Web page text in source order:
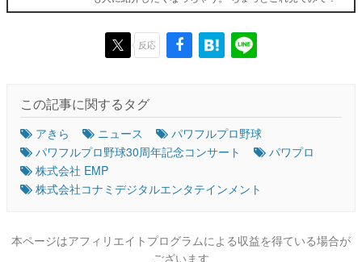
反応
この記事に関するタグ
アきら ニュース
パワフルプロ野球
パワフルプロ野球30周年記念コンサート
パワプロ
株式会社 EMP
株式会社コナミデジタルエンタテインメント
本ページはアフィリエイトプログラムによる収益を得ている場合が
ございます